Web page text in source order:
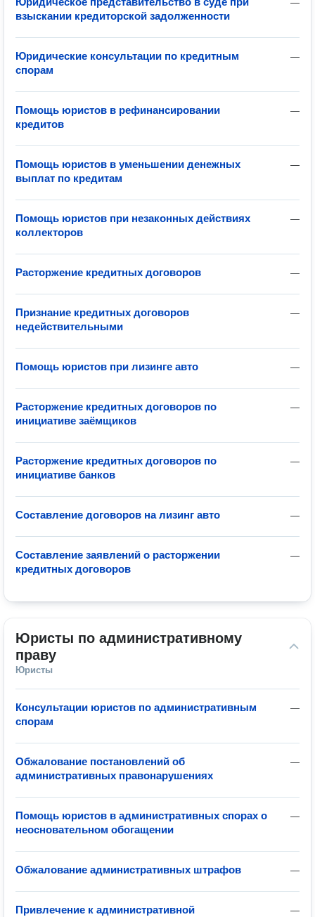
—
взыскании кредиторской задолженности
—
Юридические консультации по кредитным
спорам
—
Помощь юристов в рефинансировании
кредитов
—
Помощь юристов в уменьшении денежных
выплат по кредитам
—
Помощь юристов при незаконных действиях
коллекторов
—
Расторжение кредитных договоров
—
Признание кредитных договоров
недействительными
—
Помощь юристов при лизинге авто
—
Расторжение кредитных договоров по
инициативе заёмщиков
—
Расторжение кредитных договоров по
инициативе банков
—
Составление договоров на лизинг авто
—
Составление заявлений о расторжении
кредитных договоров
Юристы по административному
праву
Юристы
—
Консультации юристов по административным
спорам
—
Обжалование постановлений об
административных правонарушениях
—
Помощь юристов в административных спорах о
неосновательном обогащении
—
Обжалование административных штрафов
—
Привлечение к административной